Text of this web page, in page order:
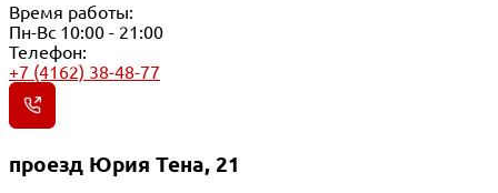
Время работы:
Пн-Вс 10:00 - 21:00
Телефон:
+7 (4162) 38-48-77
проезд Юрия Тена, 21